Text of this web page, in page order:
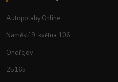
Autopotahy.Online
Náměstí 9. května 106
Ondřejov
25165